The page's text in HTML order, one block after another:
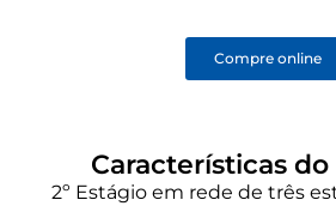
Compre online
Características
2º Estágio em rede de três